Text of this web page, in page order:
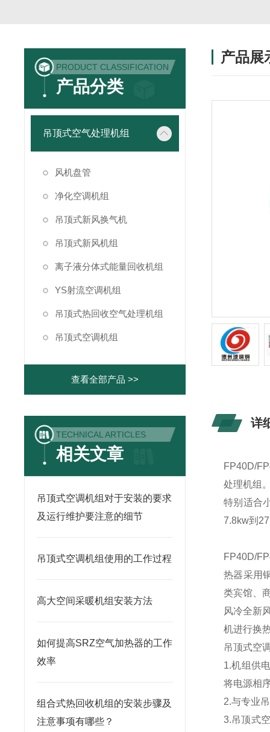
PRODUCT CLASSIFICATION
产品分类
吊顶式空气处理机组
风机盘管
净化空调机组
吊顶式新风换气机
吊顶式新风机组
离子液分体式能量回收机组
YS射流空调机组
吊顶式热回收空气处理机组
吊顶式空调机组
查看全部产品 >>
TECHNICAL ARTICLES
相关文章
吊顶式空调机组对于安装的要求
及运行维护要注意的细节
吊顶式空调机组使用的工作过程
高大空间采暖机组安装方法
如何提高SRZ空气加热器的工作
效率
组合式热回收机组的安装步骤及
注意事项有哪些？
产品展
详
FP40D/
处理机组
特别适合
7.8kw到
FP40D/
热器采用
类宾馆、
风冷全新
机进行换
吊顶式空
1.机组供
将电源相
2.与专业
3.吊顶式